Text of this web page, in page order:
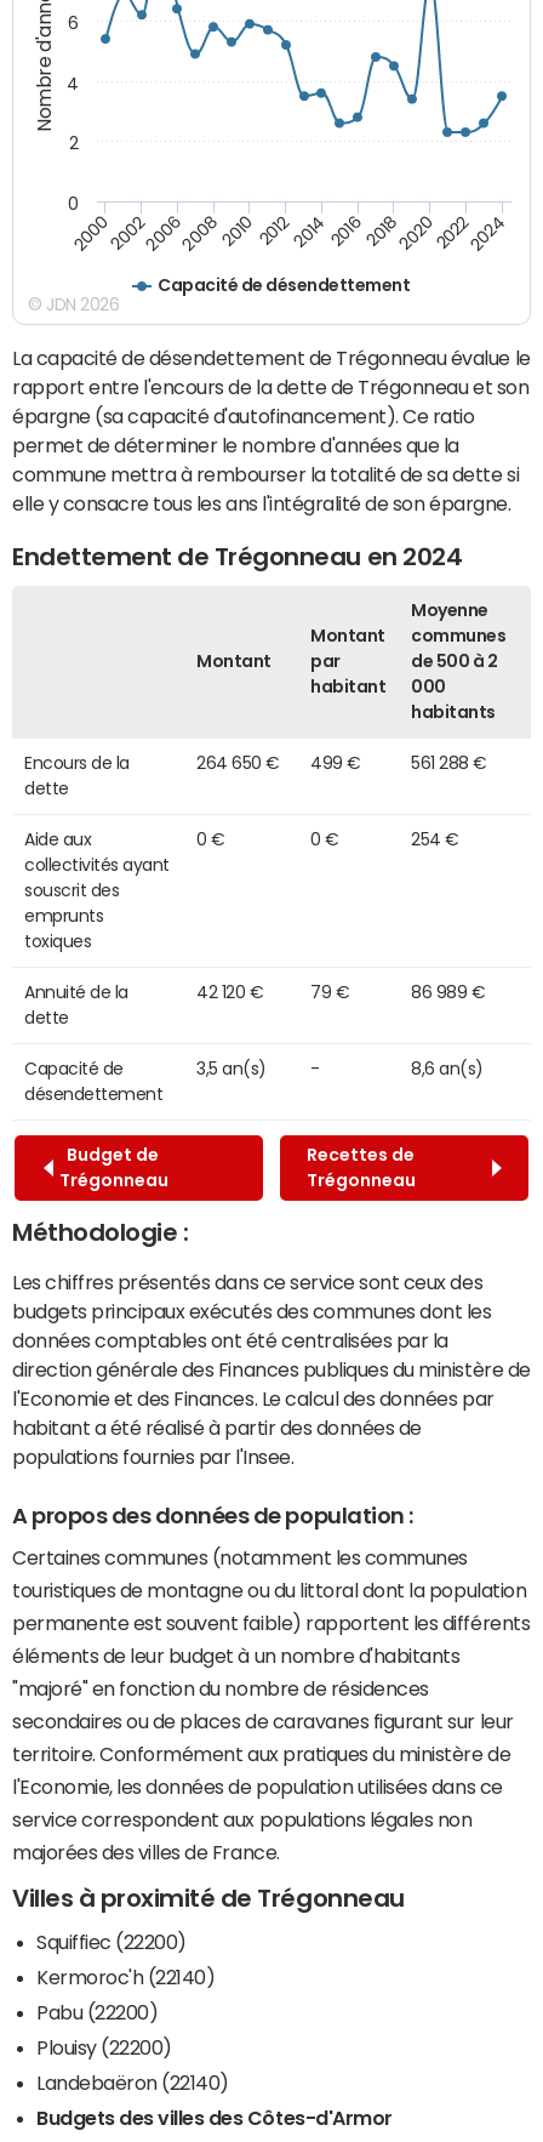
Nombre d'années
Capacité de désendettement
20002002200620082010 2012201420162018202020222024
0
2
4
6
© JDN 2026
La capacité de désendettement de Trégonneau évalue le
rapport entre l'encours de la dette de Trégonneau et son
épargne (sa capacité d'autofinancement). Ce ratio
permet de déterminer le nombre d'années que la
commune mettra à rembourser la totalité de sa dette si
elle y consacre tous les ans l'intégralité de son épargne.
Endettement de Trégonneau en 2024
Montant
Montant
par
habitant
Moyenne
communes
de 500 à 2
000
habitants
Encours de la
dette
264 650 € 499 € 561 288 €
Aide aux
collectivités ayant
souscrit des
emprunts
toxiques
0 € 0 € 254 €
Annuité de la
dette
42 120 € 79 € 86 989 €
Capacité de
désendettement
3,5 an(s) - 8,6 an(s)
Budget de
Trégonneau
Recettes de
Trégonneau
Méthodologie :
Les chiffres présentés dans ce service sont ceux des
budgets principaux exécutés des communes dont les
données comptables ont été centralisées par la
direction générale des Finances publiques du ministère de
l'Economie et des Finances. Le calcul des données par
habitant a été réalisé à partir des données de
populations fournies par l'Insee.
A propos des données de population :
Certaines communes (notamment les communes
touristiques de montagne ou du littoral dont la population
permanente est souvent faible) rapportent les différents
éléments de leur budget à un nombre d'habitants
"majoré" en fonction du nombre de résidences
secondaires ou de places de caravanes figurant sur leur
territoire. Conformément aux pratiques du ministère de
l'Economie, les données de population utilisées dans ce
service correspondent aux populations légales non
majorées des villes de France.
Villes à proximité de Trégonneau
Squiffiec (22200)
Kermoroc'h (22140)
Pabu (22200)
Plouisy (22200)
Landebaëron (22140)
Budgets des villes des Côtes-d'Armor